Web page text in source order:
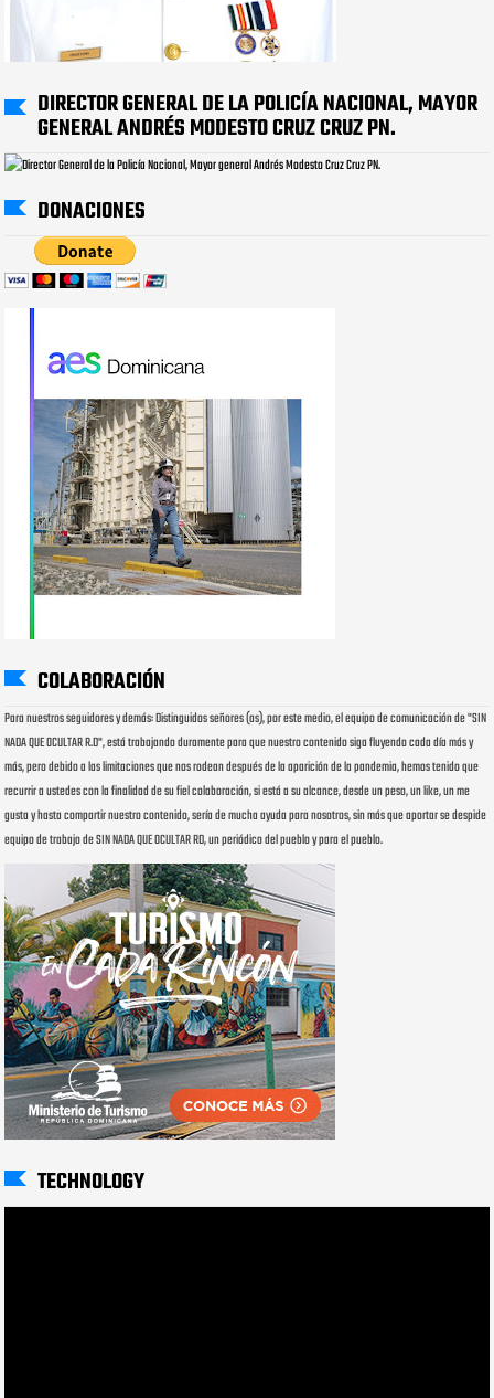
DIRECTOR GENERAL DE LA POLICÍA NACIONAL, MAYOR
GENERAL ANDRÉS MODESTO CRUZ CRUZ PN.
DONACIONES
COLABORACIÓN
Para nuestros seguidores y demás: Distinguidos señores (as), por este medio, el equipo de comunicación de "SIN
NADA QUE OCULTAR R.D", está trabajando duramente para que nuestro contenido siga fluyendo cada día más y
más, pero debido a las limitaciones que nos rodean después de la aparición de la pandemia, hemos tenido que
recurrir a ustedes con la finalidad de su fiel colaboración, si está a su alcance, desde un peso, un like, un me
gusta y hasta compartir nuestro contenido, sería de mucha ayuda para nosotros, sin más que aportar se despide
equipo de trabajo de SIN NADA QUE OCULTAR RD, un periódico del pueblo y para el pueblo.
TECHNOLOGY